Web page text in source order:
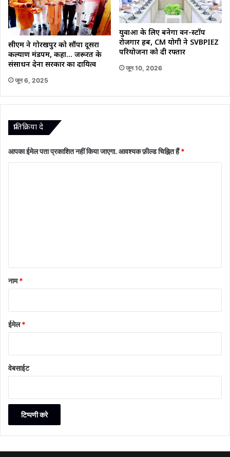
सीएम ने गोरखपुर को सौंपा दूसरा
कल्याण मंडपम, कहा… जरूरत के
संसाधन देना सरकार का दायित्व
जून 6, 2025
युवाओं के लिए बनेगा वन-स्टॉप
रोजगार हब, CM योगी ने SVBPIEZ
परियोजना को दी रफ्तार
जून 10, 2026
प्रातिक्रिया दे
आपका ईमेल पता प्रकाशित नहीं किया जाएगा. आवश्यक फ़ील्ड चिह्नित हैं*
नाम*
ईमेल*
वेबसाईट